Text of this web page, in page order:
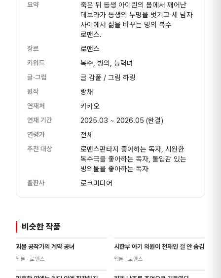
요약
죽은 뒤 동생 아이린의 몸에서 깨어난
데보라가 동생의 누명을 벗기고 세 남자
사이에서 삶을 바꾸는 빙의 복수
로맨스.
장르 로맨스
키워드 복수, 빙의, 능력녀
글·그림 글 감풀 / 그림 하링
원작 랑채
연재처 카카오
연재 기간 2025.03 ~ 2026.05 (완결)
연령가 전체
추천 대상
로맨스판타지 좋아하는 독자, 시원한
복수극을 좋아하는 독자, 몰입감 있는
빙의물을 좋아하는 독자
출판사 로크미디어
비슷한 작품
괴물 공작가의 계약 공녀
웹툰 · 로맨스
시한부 아기 의원이 천재인 걸 안 숨김
웹툰 · 로맨스